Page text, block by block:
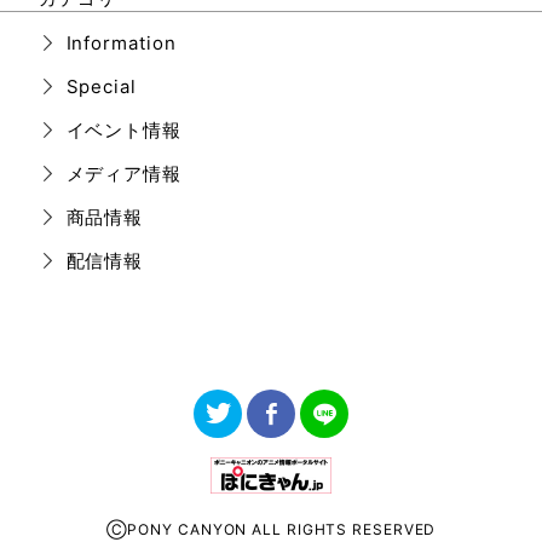
Information
Special
イベント情報
メディア情報
商品情報
配信情報
ⒸPONY CANYON ALL RIGHTS RESERVED